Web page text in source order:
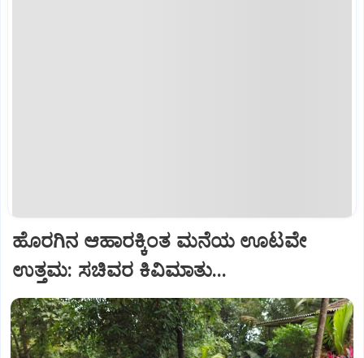
ಹೊರಗಿನ ಆಹಾರಕ್ಕಿಂತ ಮನೆಯ ಊಟವೇ
ಉತ್ತಮ: ಸಚಿವರ ಕಿವಿಮಾತು...